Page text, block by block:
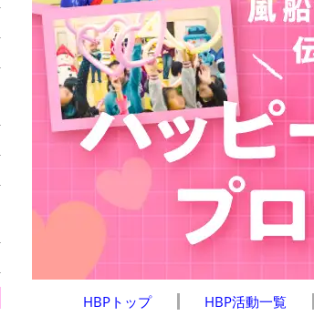
HBPトップ HBP活動一覧